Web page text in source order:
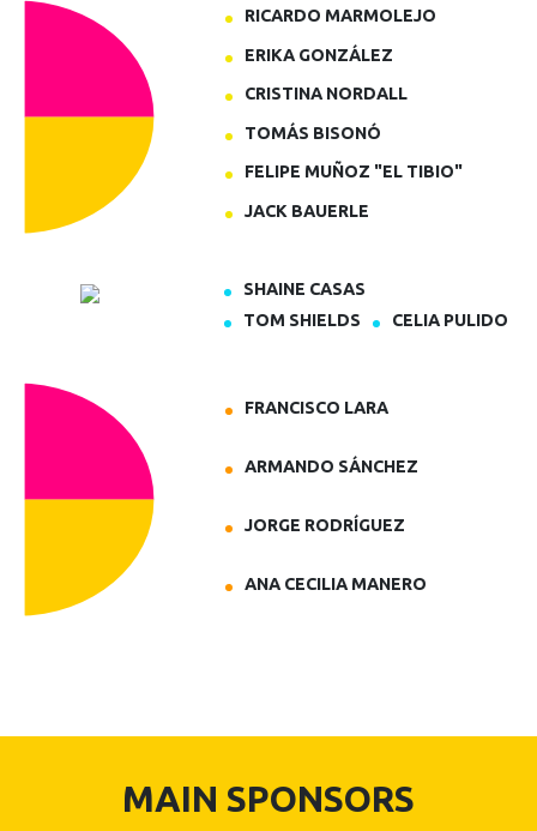
RICARDO MARMOLEJO
ERIKA GONZÁLEZ
CRISTINA NORDALL
TOMÁS BISONÓ
FELIPE MUÑOZ "EL TIBIO"
JACK BAUERLE
SHAINE CASAS
TOM SHIELDS
CELIA PULIDO
FRANCISCO LARA
ARMANDO SÁNCHEZ
JORGE RODRÍGUEZ
ANA CECILIA MANERO
MAIN SPONSORS